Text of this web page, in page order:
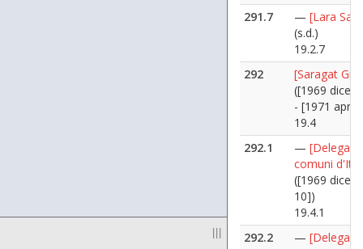
|||
291.7
— [Lara
(s.d.)
19.2.7
292
[Saragat
([1969
- [1971
19.4
292.1
—
comuni
([1969
10])
19.4.1
292.2
—